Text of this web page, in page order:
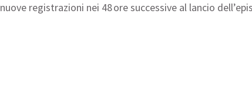
registrazioni nei 48 ore successive al lancio